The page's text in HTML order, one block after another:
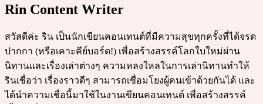
Rin Content Writer
สวัสดีค่ะ ริน เป็นนักเขียนคอนเทนต์ที่มีความสุขทุกครั้งที่ได้จรด
ปากกา (หรือเคาะคีย์บอร์ด!) เพื่อสร้างสรรค์โลกใบใหม่ผ่าน
นิทานและเรื่องเล่าต่างๆ ความหลงใหลในการเล่านิทานทำให้
รินเชื่อว่า เรื่องราวดีๆ สามารถเชื่อมโยงผู้คนเข้าด้วยกันได้ และ
ได้นำความเชื่อนี้มาใช้ในงานเขียนคอนเทนต์ เพื่อสร้างสรรค์